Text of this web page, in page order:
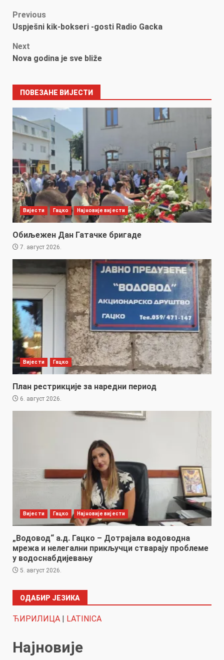
Post
Previous
Uspješni kik-bokseri -gosti Radio Gacka
Next
Nova godina je sve bliže
ПОВЕЗАНЕ ВИЈЕСТИ
Вијести Гацко Најновије вијести
Обиљежен Дан Гатачке бригаде
7. август 2026.
Вијести Гацко
План рестрикције за наредни период
6. август 2026.
Вијести Гацко Најновије вијести
„Водовод“ а.д. Гацко – Дотрајала водоводна
мрежа и нелегални прикључци стварају проблеме
у водоснабдијевању
5. август 2026.
ОДАБИР ЈЕЗИКА
ЋИРИЛИЦА | LATINICA
Најновије